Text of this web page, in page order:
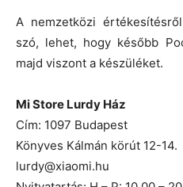
A nemzetközi
szó, lehet, hogy később
majd viszont a készüléket.
Mi Store Lurdy Ház
Cím: 1097 Budapest
Könyves Kálmán körút 12-14.
lurdy@xiaomi.hu